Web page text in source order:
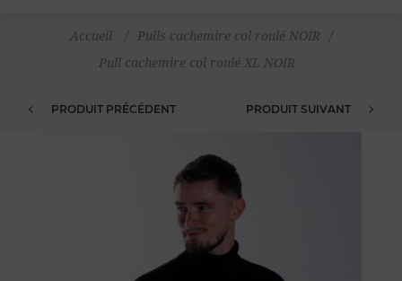
Accueil / Pulls cachemire col roulé NOIR
/
Pull cachemire col roulé XL NOIR
PRODUIT PRÉCÉDENT PRODUIT SUIVANT